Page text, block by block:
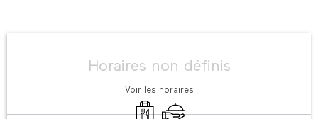
Horaires non définis
Voir les horaires
Vente à emporter
Traiteur